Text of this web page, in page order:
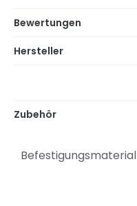
Bewertungen
Hersteller
Zubehör
Befestigungsmaterial